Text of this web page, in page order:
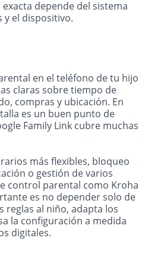
depende del sistema
y el dispositivo.
en el teléfono de tu hijo
claras sobre tiempo de
compras y ubicación. En
es un buen punto de
Family Link cubre muchas
más flexibles, bloqueo
o gestión de varios
control parental como Kroha
es no depender solo de
reglas al niño, adapta los
la configuración a medida
digitales.